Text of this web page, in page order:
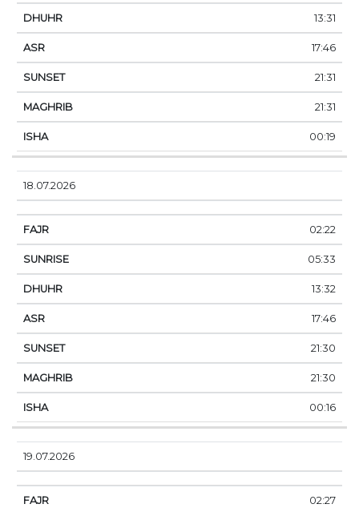
13:31
17:46
21:31
21:31
00:19
18.07.2026
02:22
05:33
13:32
17:46
21:30
21:30
00:16
19.07.2026
02:27